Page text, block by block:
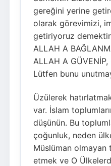
gereğini yerine
olarak görevimizi,
getiriyoruz
ALLAH A
ALLAH A GÜVENİP,
Lütfen bunu
Üzülerek
var. İslam
düşünün. Bu
çoğunluk, neden
Müslüman olmayan
etmek ve O